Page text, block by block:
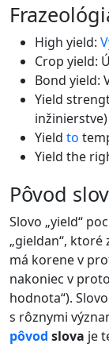
High yield:
Crop yield:
Bond yield:
Yield
inžinierstve)
Yield to
Yield the
pôvod
Slovo „yield“
„gieldan“, ktoré
má korene v
nakoniec v
hodnota“).
s rôznymi
pôvod slova je